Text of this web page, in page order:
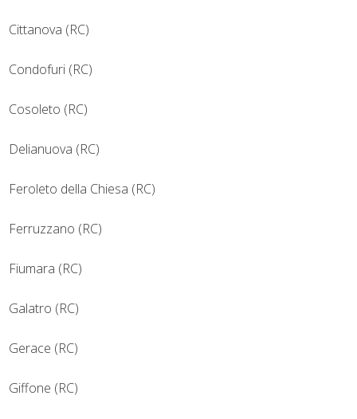
Cittanova (RC)
Condofuri (RC)
Cosoleto (RC)
Delianuova (RC)
Feroleto della Chiesa (RC)
Ferruzzano (RC)
Fiumara (RC)
Galatro (RC)
Gerace (RC)
Giffone (RC)